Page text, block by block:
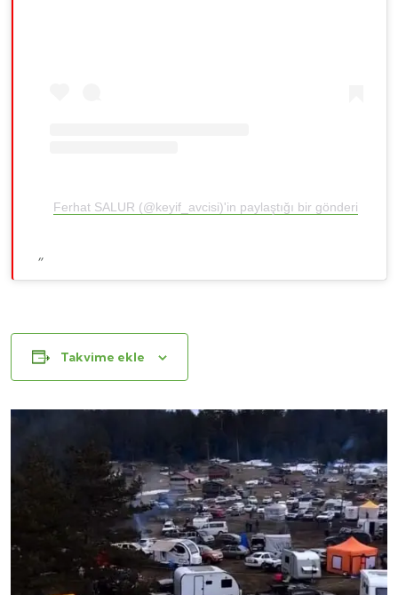
Ferhat SALUR (@keyif_avcisi)'in paylaştığı bir gönderi
Takvime ekle